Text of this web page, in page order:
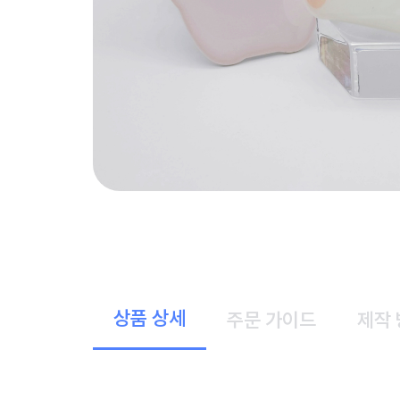
상품 상세 주문 가이드 제작